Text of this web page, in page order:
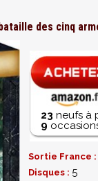
des cinq
23 neufs à
9
Sortie France
Disques : 5